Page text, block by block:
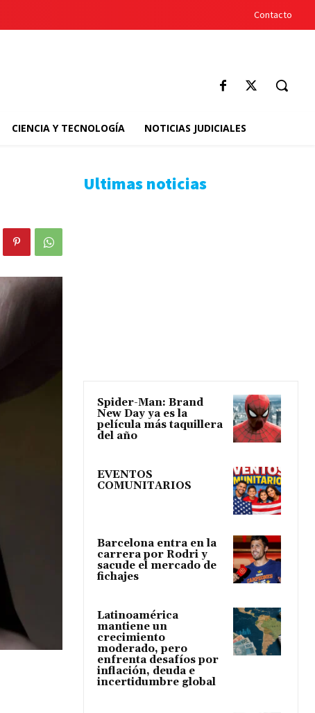
Contacto
CIENCIA Y TECNOLOGÍA NOTICIAS JUDICIALES
Ultimas noticias
Spider-Man: Brand
New Day ya es la
película más taquillera
del año
EVENTOS
COMUNITARIOS
Barcelona entra en la
carrera por Rodri y
sacude el mercado de
fichajes
Latinoamérica
mantiene un
crecimiento
moderado, pero
enfrenta desafíos por
inflación, deuda e
incertidumbre global